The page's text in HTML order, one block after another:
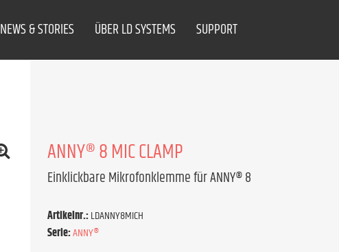
NEWS & STORIES ÜBER LD SYSTEMS SUPPORT
ANNY® 8 MIC CLAMP
Einklickbare Mikrofonklemme für ANNY® 8
Artikelnr.:LDANNY8MICH
Serie:ANNY®